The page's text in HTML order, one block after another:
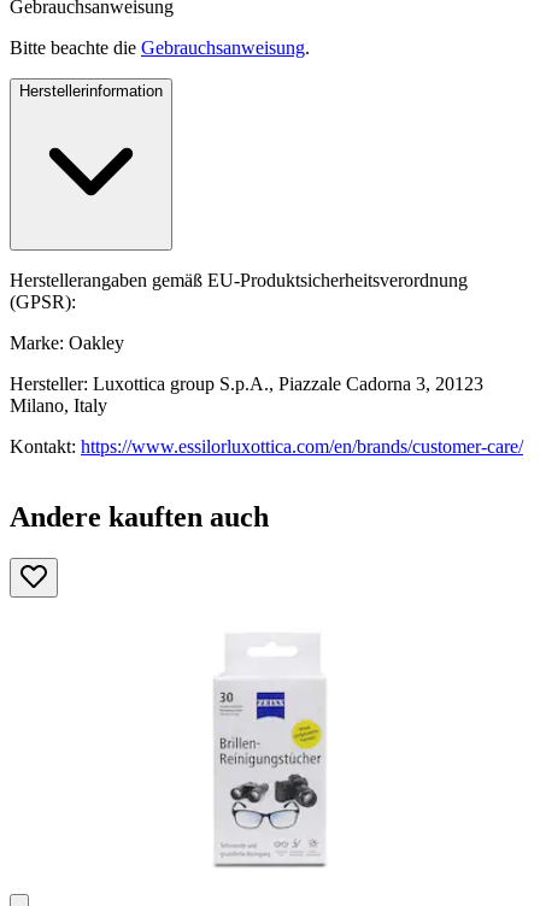
Gebrauchsanweisung
Bitte beachte die Gebrauchsanweisung.
Herstellerinformation
Herstellerangaben gemäß EU-Produktsicherheitsverordnung
(GPSR):
Marke: Oakley
Hersteller: Luxottica group S.p.A., Piazzale Cadorna 3, 20123
Milano, Italy
Kontakt: https://www.essilorluxottica.com/en/brands/customer-care/
Andere kauften auch